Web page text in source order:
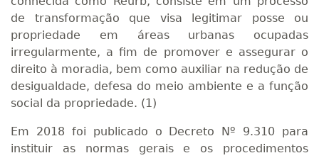
de transformação que visa legitimar posse ou
propriedade em áreas urbanas ocupadas
irregularmente, a fim de promover e assegurar o
direito à moradia, bem como auxiliar na redução de
desigualdade, defesa do meio ambiente e a função
social da propriedade. (1)
Em 2018 foi publicado o Decreto Nº 9.310 para
instituir as normas gerais e os procedimentos